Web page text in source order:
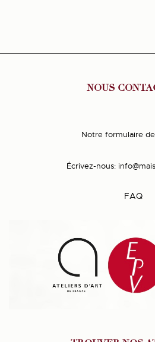
NOUS
Notre formulaire
Écrivez-nous:
FAQ